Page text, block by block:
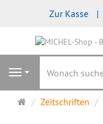
Zur Kasse
Navigation
Startseite
Zeitschriften